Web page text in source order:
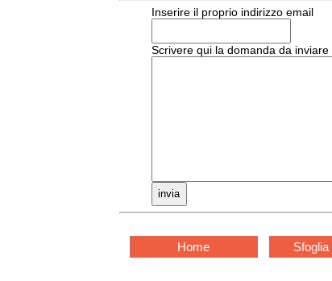
Inserire il proprio indirizzo email
Scrivere qui la domanda da
Home